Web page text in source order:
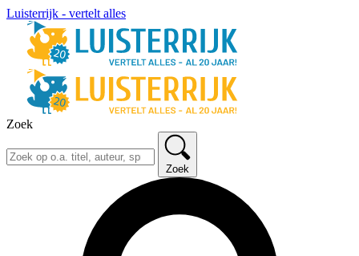
Luisterrijk - vertelt alles
Zoek
Zoek